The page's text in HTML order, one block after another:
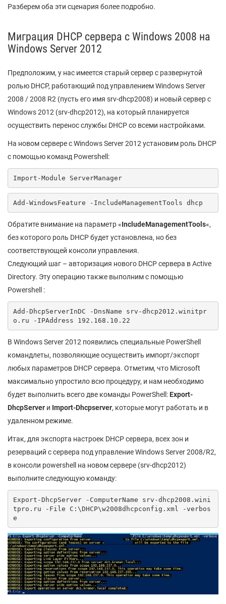
Разберем оба эти сценария более подробно.
Миграция DHCP сервера с Windows 2008 на
Windows Server 2012
Предположим, у нас имеется старый сервер с развернутой
ролью DHCP, работающий под управлением Windows Server
2008 / 2008 R2 (пусть его имя srv-dhcp2008) и новый сервер с
Windows 2012 (srv-dhcp2012), на который планируется
осуществить перенос службы DHCP со всеми настройками.
На новом сервере с Windows Server 2012 установим роль DHCP
с помощью команд Powershell:
Import-Module ServerManager
Add-WindowsFeature -IncludeManagementTools dhcp
Обратите внимание на параметр «IncludeManagementTools«,
без которого роль DHCP будет установлена, но без
соответствующей консоли управления.
Следующий шаг – авторизация нового DHCP сервера в Active
Directory. Эту операцию также выполним с помощью
Powershell :
Add-DhcpServerInDC -DnsName srv-dhcp2012.winitpr
o.ru -IPAddress 192.168.10.22
В Windows Server 2012 появились специальные PowerShell
командлеты, позволяющие осуществить импорт/экспорт
любых параметров DHCP сервера. Отметим, что Microsoft
максимально упростило всю процедуру, и нам необходимо
будет выполнить всего две команды PowerShell: Export-
DhcpServer и Import-Dhcpserver, которые могут работать и в
удаленном режиме.
Итак, для экспорта настроек DHCP сервера, всех зон и
резерваций с сервера под управление Windows Server 2008/R2,
в консоли powershell на новом сервере (srv-dhcp2012)
выполните следующую команду:
Export-DhcpServer -ComputerName srv-dhcp2008.wini
tpro.ru -File C:\DHCP\w2008dhcpconfig.xml -verbos
e